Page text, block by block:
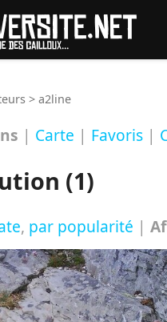
> a2line
| Carte | Favoris |
(1)
, par popularité |